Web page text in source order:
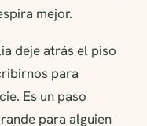
mejor.
deje atrás el piso
para
Es un paso
para alguien